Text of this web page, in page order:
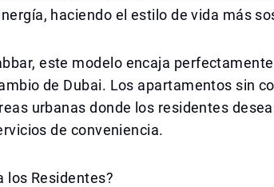
haciendo el estilo de vida más
este modelo encaja
de Dubai. Los apartamentos sin
urbanas donde los residentes
de conveniencia.
los Residentes?